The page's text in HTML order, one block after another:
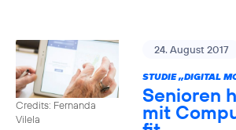
Credits: Fernanda
Vilela
24. August 2017
STUDIE „DIGITAL
Senioren
mit